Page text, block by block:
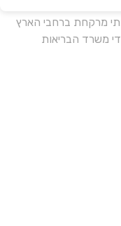
מרקחת ברחבי הארץ
משרד הבריאות